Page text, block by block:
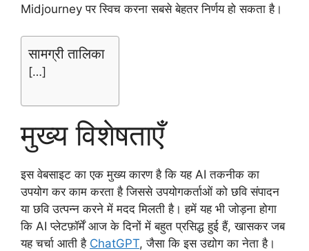
Midjourney पर स्विच करना सबसे बेहतर निर्णय हो सकता है।
सामग्री तालिका
[…]
मुख्य विशेषताएँ
इस वेबसाइट का एक मुख्य कारण है कि यह AI तकनीक का
उपयोग कर काम करता है जिससे उपयोगकर्ताओं को छवि संपादन
या छवि उत्पन्न करने में मदद मिलती है। हमें यह भी जोड़ना होगा
कि AI प्लेटफ़ॉर्में आज के दिनों में बहुत प्रसिद्ध हुई हैं, खासकर जब
यह चर्चा आती है ChatGPT, जैसा कि इस उद्योग का नेता है।